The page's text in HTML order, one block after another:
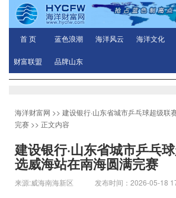
首 页 蓝色浪潮 海洋风云 海洋文化
财富联盟 品牌山东
海洋财富网 >> 建设银行·山东省城市乒乓球超级联
完赛 >> 正文内容
建设银行·山东省城市乒乓
选威海站在南海圆满完赛
来源:威海南海新区 发布时间：2026-05-18